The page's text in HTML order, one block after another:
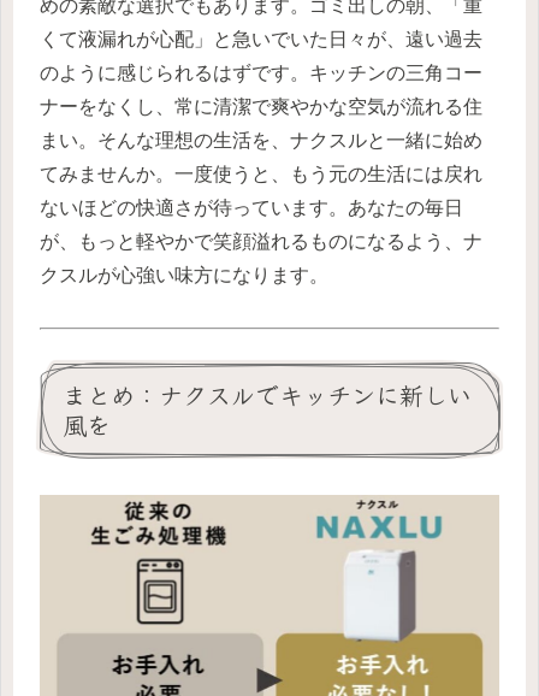
めの素敵な選択でもあります。ゴミ出しの朝、「重
くて液漏れが心配」と急いでいた日々が、遠い過去
のように感じられるはずです。キッチンの三角コー
ナーをなくし、常に清潔で爽やかな空気が流れる住
まい。そんな理想の生活を、ナクスルと一緒に始め
てみませんか。一度使うと、もう元の生活には戻れ
ないほどの快適さが待っています。あなたの毎日
が、もっと軽やかで笑顔溢れるものになるよう、ナ
クスルが心強い味方になります。
まとめ：ナクスルでキッチンに新しい
風を